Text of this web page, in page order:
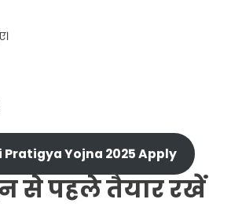
Yojna 2025 Apply
से पहले तैयार रखें